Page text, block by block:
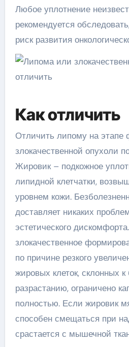
Любое уплотнение
рекомендуется
риск развития
Как отличить
Отличить липому на этапе
злокачественной опухоли
Жировик – подкожное
липидной клетчатки,
уровнем кожи.
доставляет никаких
эстетического
злокачественное
по причине резкого
жировых клеток, склонных
разрастанию, ограничено
полностью. Если жировик
способен смещаться при
срастается с мышечной